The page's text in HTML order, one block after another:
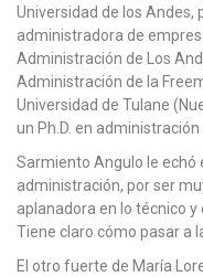
Universidad de los Andes,
administradora de
Administración de Los
Administración de la
Universidad de Tulane
un Ph.D. en
Sarmiento Angulo le echó
administración, por ser
aplanadora en lo técnico y
Tiene claro cómo pasar a
El otro fuerte de María